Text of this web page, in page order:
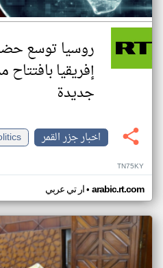
روسيا توسع
جديدة
اخبار جزر القمر
TN75KY
ار تي عربي• arabic.rt.com